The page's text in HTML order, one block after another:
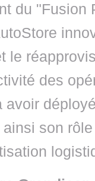
du "Fusion
le
des
avoir
son